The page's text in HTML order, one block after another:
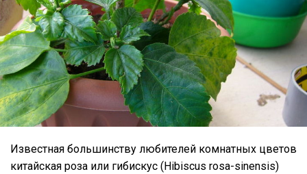
Известная большинству любителей комнатных цветов
китайская роза или гибискус (Hibiscus rosa-sinensis)